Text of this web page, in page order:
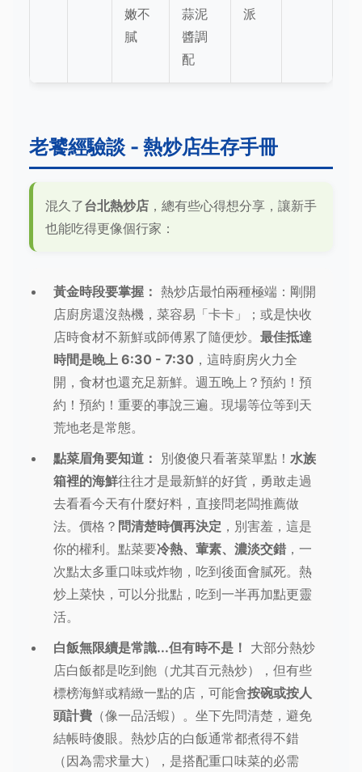
嫩不
膩
蒜泥
醬調
配
派
老饕經驗談 - 熱炒店生存手冊
混久了台北熱炒店 ，總有些心得想分享，讓新手
也能吃得更像個行家：
黃金時段要掌握： 熱炒店最怕兩種極端：剛開
店廚房還沒熱機，菜容易「卡卡」；或是快收
店時食材不新鮮或師傅累了隨便炒。 最佳抵達
時間是晚上 6:30 - 7:30 ，這時廚房火力全
開，食材也還充足新鮮。週五晚上？預約！預
約！預約！重要的事說三遍。現場等位等到天
荒地老是常態。
點菜眉角要知道：
別傻傻只看著菜單點！ 水族
箱裡的海鮮往往才是最新鮮的好貨，勇敢走過
去看看今天有什麼好料，直接問老闆推薦做
法。價格？ 問清楚時價再決定 ，別害羞，這是
你的權利。點菜要冷熱、葷素、濃淡交錯，一
次點太多重口味或炸物，吃到後面會膩死。熱
炒上菜快，可以分批點，吃到一半再加點更靈
活。
白飯無限續是常識...但有時不是！ 大部分熱炒
店白飯都是吃到飽（尤其百元熱炒），但有些
標榜海鮮或精緻一點的店，可能會按碗或按人
頭計費 （像一品活蝦）。坐下先問清楚，避免
結帳時傻眼。熱炒店的白飯通常都煮得不錯
（因為需求量大），是搭配重口味菜的必需